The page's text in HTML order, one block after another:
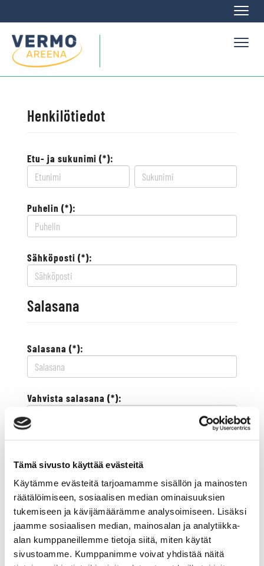
Tämä sivusto käyttää evästeitä
Käytämme evästeitä tarjoamamme sisällön ja mainosten
räätälöimiseen, sosiaalisen median ominaisuuksien
tukemiseen ja kävijämäärämme analysoimiseen. Lisäksi
jaamme sosiaalisen median, mainosalan ja analytiikka-
alan kumppaneillemme tietoja siitä, miten käytät
sivustoamme. Kumppanimme voivat yhdistää näitä
Henkilötiedot
Etu- ja sukunimi (*):
Puhelin (*):
Sähköposti (*):
Salasana
Salasana (*):
Vahvista salasana (*):
Yhteystiedot
Katuosoite (*):